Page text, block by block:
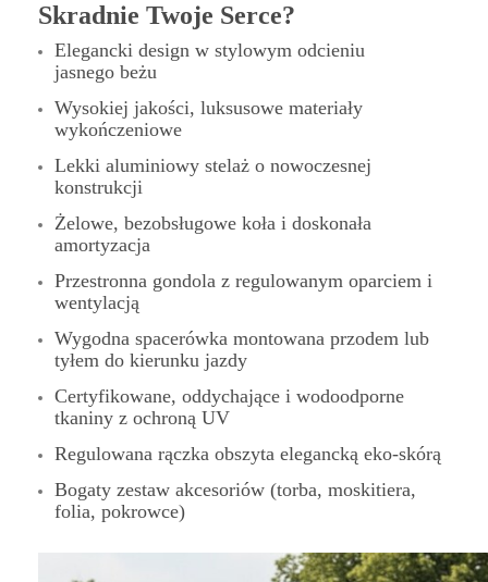
Skradnie Twoje Serce?
Elegancki design w stylowym odcieniu
jasnego beżu
Wysokiej jakości, luksusowe materiały
wykończeniowe
Lekki aluminiowy stelaż o nowoczesnej
konstrukcji
Żelowe, bezobsługowe koła i doskonała
amortyzacja
Przestronna gondola z regulowanym oparciem i
wentylacją
Wygodna spacerówka montowana przodem lub
tyłem do kierunku jazdy
Certyfikowane, oddychające i wodoodporne
tkaniny z ochroną UV
Regulowana rączka obszyta elegancką eko-skórą
Bogaty zestaw akcesoriów (torba, moskitiera,
folia, pokrowce)